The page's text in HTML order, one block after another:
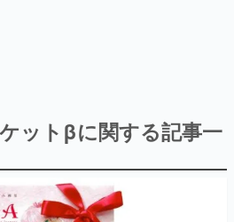
ツ産業やカルチャーに与えた影響を探る企
ゲーム産業史
ゲーム史における主要なトピック・タイト
か、開発者へのインタビューや識者による
20年の歴史が一望できる決定版！
ットβに関する記事一